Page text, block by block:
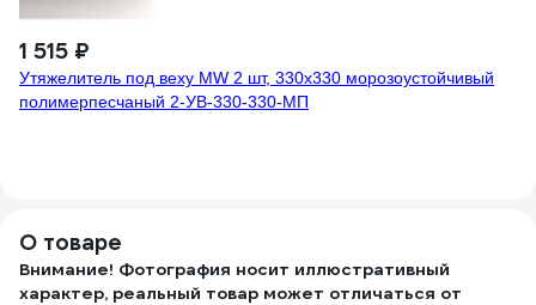
1 515 ₽
Утяжелитель под веху MW 2 шт, 330x330 морозоустойчивый
полимерпесчаный 2-УВ-330-330-МП
О товаре
Внимание! Фотография носит иллюстративный
характер, реальный товар может отличаться от